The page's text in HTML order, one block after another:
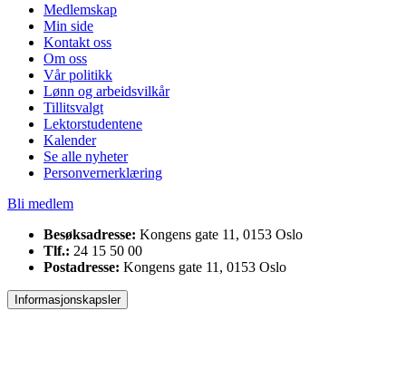
Medlemskap
Min side
Kontakt oss
Om oss
Vår politikk
Lønn og arbeidsvilkår
Tillitsvalgt
Lektorstudentene
Kalender
Se alle nyheter
Personvernerklæring
Bli medlem
Besøksadresse: Kongens gate 11, 0153 Oslo
Tlf.: 24 15 50 00
Postadresse: Kongens gate 11, 0153 Oslo
Informasjonskapsler